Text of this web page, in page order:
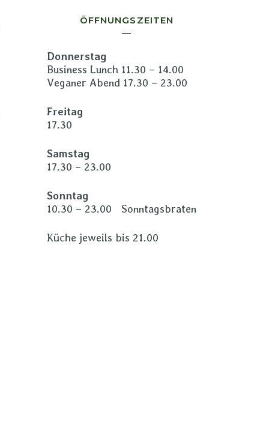
ÖFFNUNGSZEITEN
Donnerstag
Business Lunch 11.30 – 14.00
Veganer Abend 17.30 – 23.00
Freitag
17.30
Samstag
17.30 – 23.00
Sonntag
10.30 – 23.00 Sonntagsbraten
Küche jeweils bis 21.00